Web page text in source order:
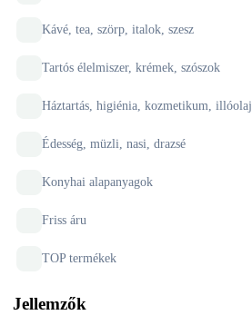
Kávé, tea, szörp, italok, szesz
Tartós élelmiszer, krémek, szószok
Háztartás, higiénia, kozmetikum, illóolaj
Édesség, müzli, nasi, drazsé
Konyhai alapanyagok
Friss áru
TOP termékek
Jellemzők